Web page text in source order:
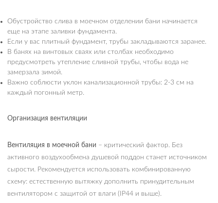
Обустройство слива в моечном отделении бани начинается
еще на этапе заливки фундамента.
Если у вас плитный фундамент, трубы закладываются заранее.
В банях на винтовых сваях или столбах необходимо
предусмотреть утепление сливной трубы, чтобы вода не
замерзала зимой.
Важно соблюсти уклон канализационной трубы: 2-3 см на
каждый погонный метр.
Организация вентиляции
Вентиляция в моечной бани – критический фактор. Без
активного воздухообмена душевой поддон станет источником
сырости. Рекомендуется использовать комбинированную
схему: естественную вытяжку дополнить принудительным
вентилятором с защитой от влаги (IP44 и выше).